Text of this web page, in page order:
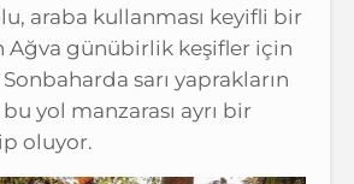
araba kullanması keyifli bir
Ağva günübirlik keşifler için
sarı yaprakların
yol manzarası ayrı bir
oluyor.